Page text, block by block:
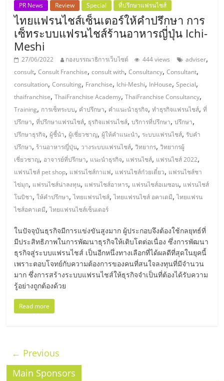
PR News Review Special ที่ปรึกษาแฟรนไชส์
ไทยแฟรนไชส์เซ็นเตอร์ให้คำปรึกษา การ
เซ็ทระบบแฟรนไชส์ร้านอาหารญี่ปุ่น Ichi-
Meshi
27/06/2022 กองบรรณาธิการเว็บไซต์ 444 views adviser,
consult,Consult Franchise,consult with,Consultancy,Consultant,
consultation,Consulting, Franchise, Ichi-Meshi, InHouse,Special,
thaifranchise,ThaiFranchise Academy,ThaiFranchise Consultancy,
Training, การเซ็ทระบบ, คำปรึกษา, คำแนะนำธุรกิจ,ทำธุรกิจแฟรนไชส์,ที่
ปรึกษา,ที่ปรึกษาแฟรนไชส์, ธุรกิจแฟรนไชส์,บริการที่ปรึกษา,ปรึกษา,
ปรึกษาธุรกิจ,ผู้ชี้นำ,ผู้เชี่ยวชาญ,ผู้ให้คำแนะนำ, ระบบแฟรนไชส์, รับคำ
ปรึกษา, ร้านอาหารญี่ปุ่น, วางระบบแฟรนไชส์,วิทยากร,วิทยากรผู้
เชี่ยวชาญ, อาจารย์ที่ปรึกษา, แนะนำธุรกิจ, แฟรนไชส์, แฟรนไชส์ 2022,
แฟรนไชส์ pet shop, แฟรนไชส์กาแฟ, แฟรนไชส์ก๋วยเตี๋ยว, แฟรนไชส์ชา
ไข่มุก, แฟรนไชส์น่าลงทุน, แฟรนไชส์อาหาร, แฟรนไชส์อเมซอน, แฟรนไชส์
โนบิชา,ให้คำปรึกษา,ไทยแฟรนไชส์,ไทยแฟรนไชส์ อคาเดมี,ไทยแฟรน
ไชส์อคาเดมี,ไทยแฟรนไชส์เซ็นเตอร์
ในปัจจุบันธุรกิจมีการแข่งขันสูงมาก ผู้ประกอบจึงต้องใช้กลยุทธ์ที่
มีประสิทธิภาพในการพัฒนาธุรกิจให้เติบโตต่อเนื่อง ซึ่งการพัฒนา
ธุรกิจสู่ระบบแฟรนไชส์ เป็นอีกหนึ่งทางเลือกที่ได้ผลดีที่สุดในยุคนี้
เพราะตอบโจทย์กับความต้องการของคนที่สนใจลงทุนที่มีจำนวน
มาก ซึ่งการสร้างระบบแฟรนไชส์ให้ธุรกิจจำเป็นที่ต้องได้รับความ
รู้อย่างถูกต้องด้วย
Read more
← Previous
Main Sponsors